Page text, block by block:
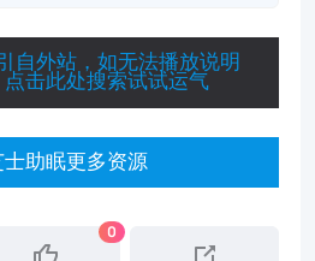
自外站，如无法播放说明
击此处搜索试试运气
助眠更多资源
0